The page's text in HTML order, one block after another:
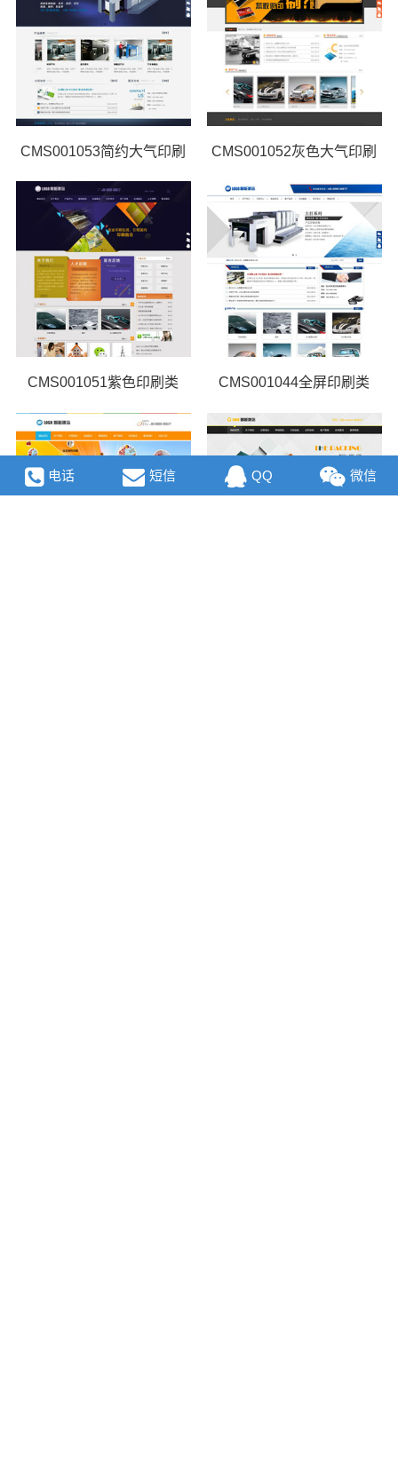
CMS001053简约大气印刷 CMS001052灰色大气印刷
CMS001051紫色印刷类 CMS001044全屏印刷类
电话 短信 QQ 微信